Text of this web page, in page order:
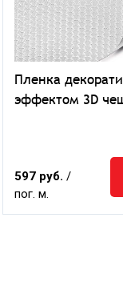
Пленка
эффектом 3D
597 руб./
пог. м.